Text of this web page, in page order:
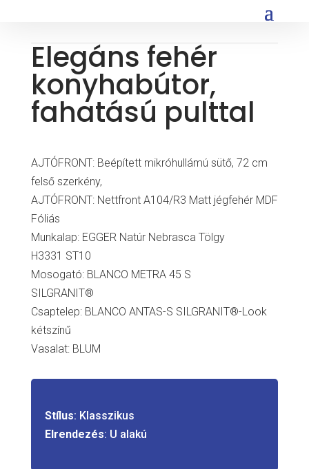
Elegáns fehér
konyhabútor,
fahatású pulttal
AJTÓFRONT: Beépített mikróhullámú sütő, 72 cm
felső szerkény,
AJTÓFRONT: Nettfront A104/R3 Matt jégfehér MDF
Fóliás
Munkalap: EGGER Natúr Nebrasca Tölgy
H3331 ST10
Mosogató: BLANCO METRA 45 S
SILGRANIT®
Csaptelep: BLANCO ANTAS-S SILGRANIT®-Look
kétszínű
Vasalat: BLUM
Stílus: Klasszikus
Elrendezés: U alakú